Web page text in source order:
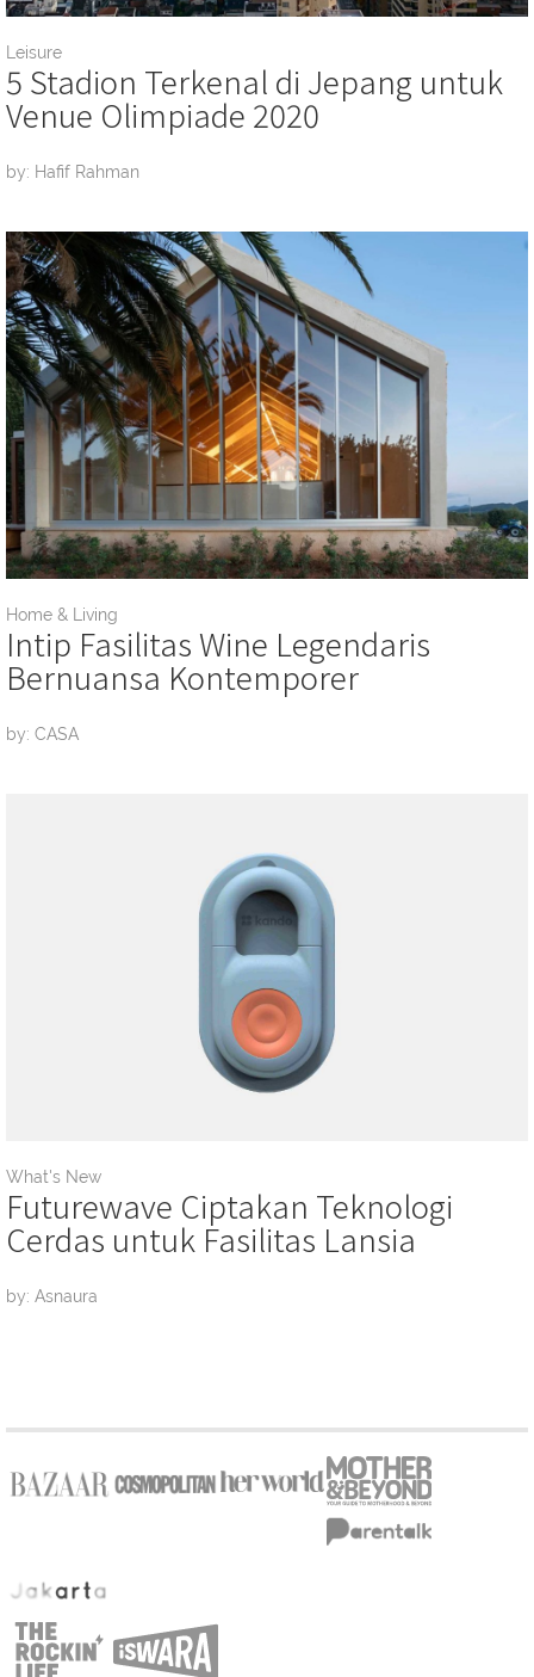
Leisure
5 Stadion Terkenal di Jepang untuk
Venue Olimpiade 2020
by: Hafif Rahman
Home & Living
Intip Fasilitas Wine Legendaris
Bernuansa Kontemporer
by: CASA
What's New
Futurewave Ciptakan Teknologi
Cerdas untuk Fasilitas Lansia
by: Asnaura